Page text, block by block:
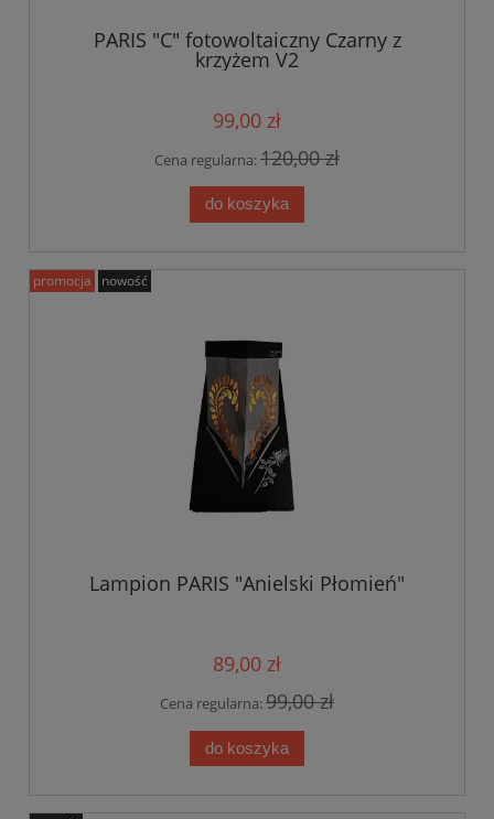
PARIS "C" fotowoltaiczny Czarny z
krzyżem V2
99,00 zł
Cena regularna:120,00 zł
do koszyka
Lampion PARIS "Anielski Płomień"
89,00 zł
Cena regularna:99,00 zł
do koszyka
promocja nowość